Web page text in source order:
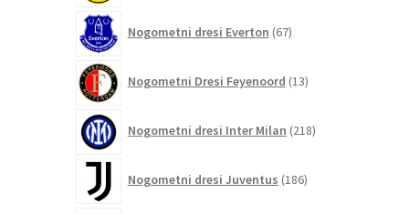
Nogometni dresi Everton 67izdelkov
Nogometni Dresi Feyenoord 13izdelkov
Nogometni dresi Inter Milan 218izdelkov
Nogometni dresi Juventus 186izdelkov